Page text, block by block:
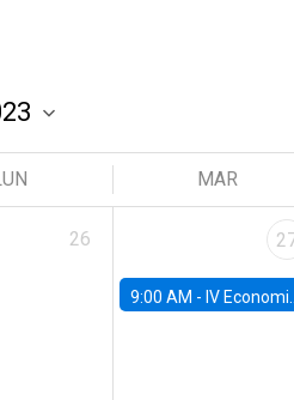
MAR
26
9:00 AM - IV Economics Alumni Workshop